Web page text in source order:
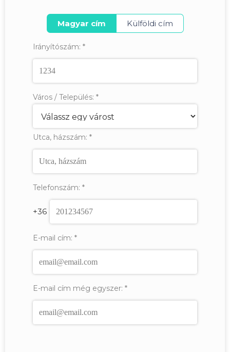
Magyar cím Külföldi cím
Irányítószám: *
Város / Település: *
Utca, házszám: *
Telefonszám: *
+36
E-mail cím: *
E-mail cím még egyszer: *